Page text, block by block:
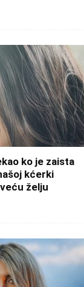
ko je zaista
kćerki
želju